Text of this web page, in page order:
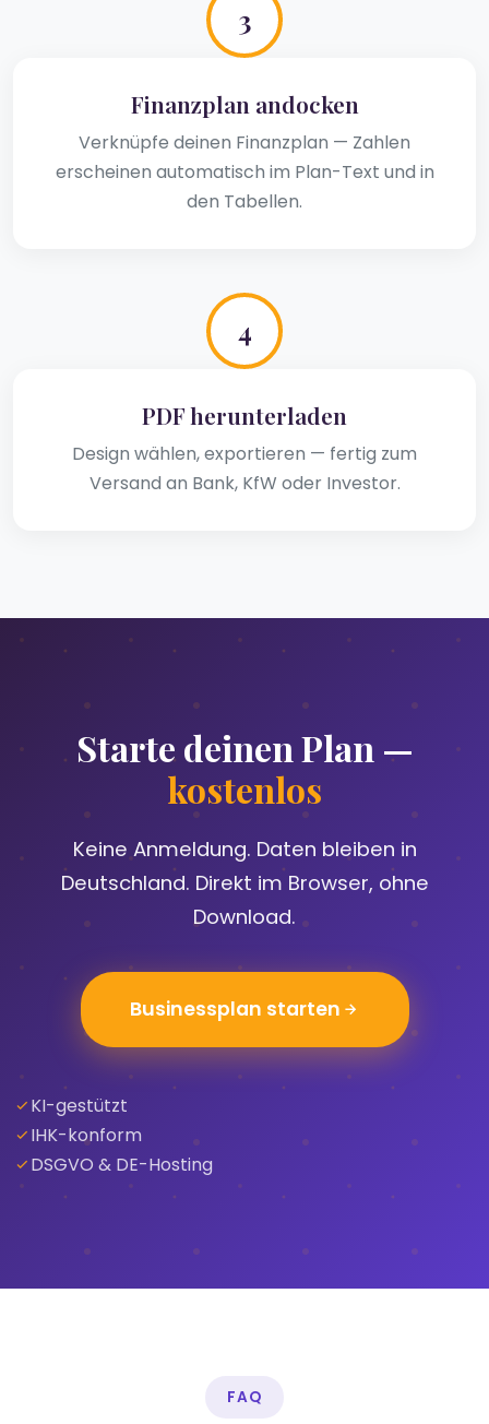
3
Finanzplan andocken
Verknüpfe deinen Finanzplan — Zahlen
erscheinen automatisch im Plan-Text und in
den Tabellen.
4
PDF herunterladen
Design wählen, exportieren — fertig zum
Versand an Bank, KfW oder Investor.
Starte deinen Plan —
kostenlos
Keine Anmeldung. Daten bleiben in
Deutschland. Direkt im Browser, ohne
Download.
Businessplan starten
KI-gestützt
IHK-konform
DSGVO & DE-Hosting
FAQ